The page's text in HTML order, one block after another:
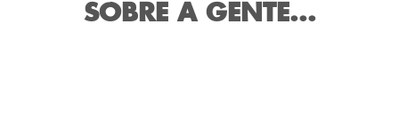
SOBRE A GENTE...